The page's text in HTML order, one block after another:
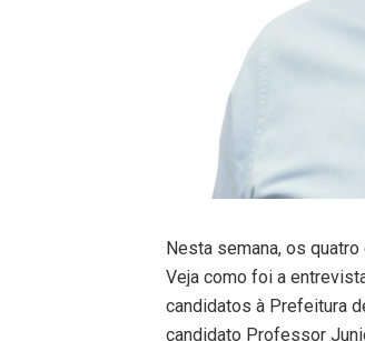
Nesta semana, os
Veja como foi a
candidatos à Prefeitura
candidato Professor